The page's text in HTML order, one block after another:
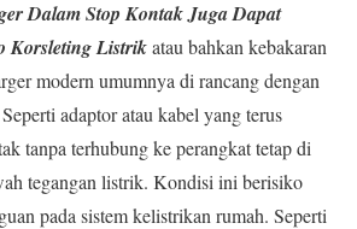
Dalam Stop Kontak Juga Dapat
Korsleting Listrikatau bahkan kebakaran
modern umumnya di rancang dengan
adaptor atau kabel yang terus
tanpa terhubung ke perangkat tetap di
tegangan listrik. Kondisi ini berisiko
pada sistem kelistrikan rumah. Seperti